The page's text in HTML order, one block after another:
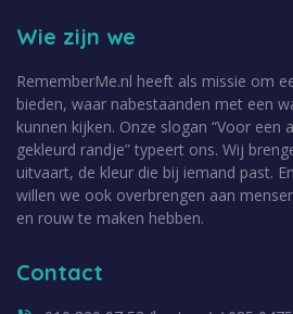
Contact
Wie zijn we
RememberMe.nl heeft als missie om
bieden, waar nabestaanden met een
kunnen kijken. Onze slogan “Voor een
gekleurd randje” typeert ons. Wij
uitvaart, de kleur die bij iemand past.
willen we ook overbrengen aan
en rouw te maken hebben.